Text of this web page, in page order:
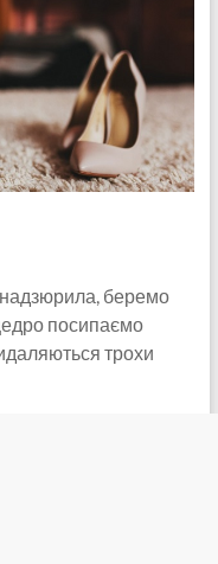
беремо
посипаємо
трохи